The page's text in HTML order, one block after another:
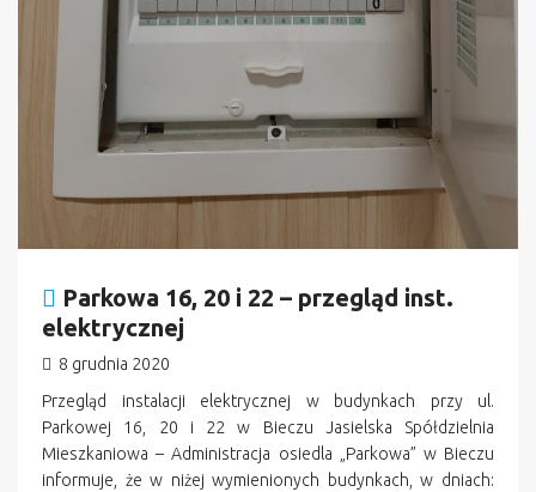
Parkowa 16, 20 i 22 – przegląd inst.
elektrycznej
8 grudnia 2020
Przegląd instalacji elektrycznej w budynkach przy ul.
Parkowej 16, 20 i 22 w Bieczu Jasielska Spółdzielnia
Mieszkaniowa – Administracja osiedla „Parkowa” w Bieczu
informuje, że w niżej wymienionych budynkach, w dniach: